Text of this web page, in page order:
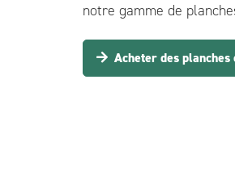
notre gamme de
Acheter des planches